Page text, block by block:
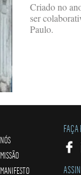
Criado no
ser
Paulo.
NÓS
MISSÃO
MANIFESTO
FAÇA